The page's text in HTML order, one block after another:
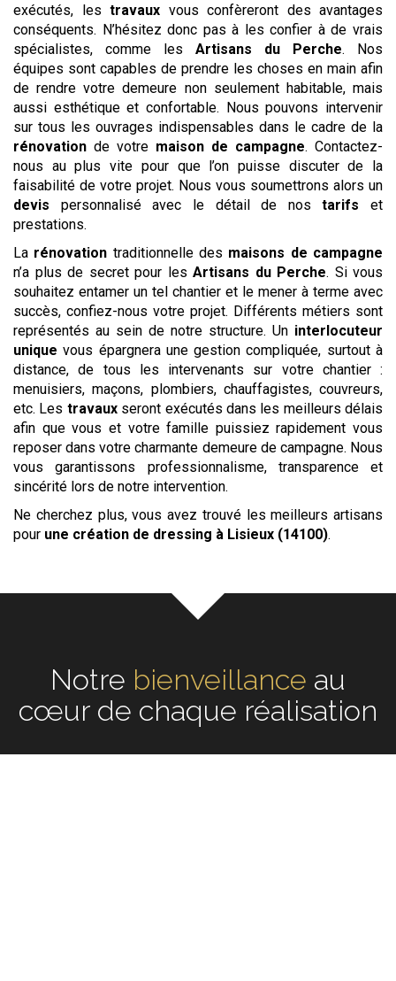
exécutés, les travaux vous confèreront des avantages
conséquents. N’hésitez donc pas à les confier à de vrais
spécialistes, comme les Artisans du Perche. Nos
équipes sont capables de prendre les choses en main afin
de rendre votre demeure non seulement habitable, mais
aussi esthétique et confortable. Nous pouvons intervenir
sur tous les ouvrages indispensables dans le cadre de la
rénovation de votre maison de campagne. Contactez-
nous au plus vite pour que l’on puisse discuter de la
faisabilité de votre projet. Nous vous soumettrons alors un
devis personnalisé avec le détail de nostarifs et
prestations.
La rénovation traditionnelle des maisons de campagne
n’a plus de secret pour les Artisans du Perche. Si vous
souhaitez entamer un tel chantier et le mener à terme avec
succès, confiez-nous votre projet. Différents métiers sont
représentés au sein de notre structure. Un interlocuteur
unique vous épargnera une gestion compliquée, surtout à
distance, de tous les intervenants sur votre chantier :
menuisiers, maçons, plombiers, chauffagistes, couvreurs,
etc. Les travauxseront exécutés dans les meilleurs délais
afin que vous et votre famille puissiez rapidement vous
reposer dans votre charmante demeure de campagne. Nous
vous garantissons professionnalisme, transparence et
sincérité lors de notre intervention.
Ne cherchez plus, vous avez trouvé les meilleurs artisans
pour une création de dressing à Lisieux (14100).
Notreécouteau cœur de
chaque réalisation